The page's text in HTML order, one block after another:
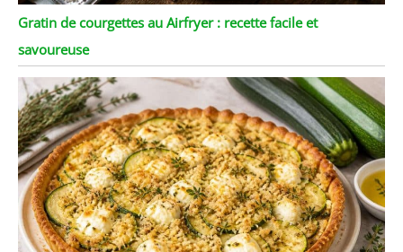
Gratin de courgettes au Airfryer : recette facile et
savoureuse